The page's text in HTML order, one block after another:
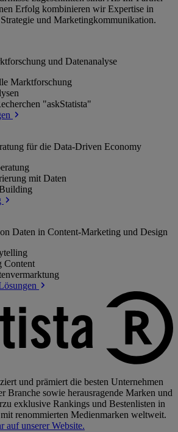
Erfolg kombinieren wir Expertise in
und Marketingkommunikation.
und Datenanalyse
Marktforschung
"askStatista"
für die Data-Driven Economy
mit Daten
Daten in Content-Marketing und Design
Content
und prämiert die besten Unternehmen
Branche sowie herausragende Marken und
exklusive Rankings und Bestenlisten in
renommierten Medienmarken weltweit.
auf unserer Website.